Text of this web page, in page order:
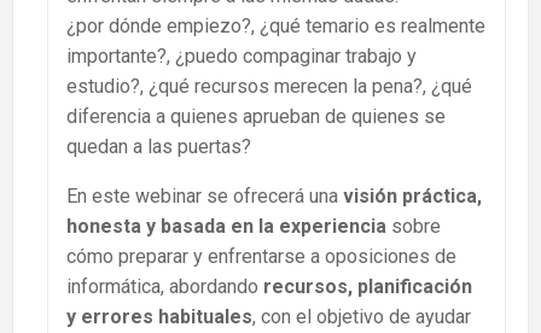
¿por dónde empiezo?, ¿qué temario es realmente
importante?, ¿puedo compaginar trabajo y
estudio?, ¿qué recursos merecen la pena?, ¿qué
diferencia a quienes aprueban de quienes se
quedan a las puertas?
En este webinar se ofrecerá una visión práctica,
honesta y basada en la experiencia sobre
cómo preparar y enfrentarse a oposiciones de
informática, abordando recursos, planificación
y errores habituales, con el objetivo de ayudar